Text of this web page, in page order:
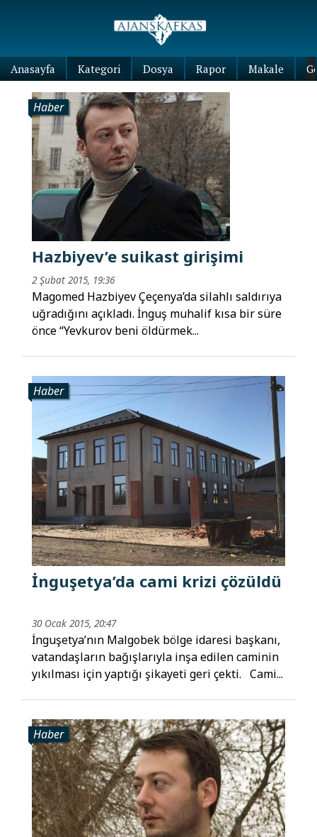
Anasayfa Kategori Dosya Rapor Makale
Haber
Hazbiyev’e suikast girişimi
2 Şubat 2015, 19:36
Magomed Hazbiyev Çeçenya’da silahlı saldırıya
uğradığını açıkladı. İnguş muhalif kısa bir süre
önce “Yevkurov beni öldürmek...
Haber
İnguşetya’da cami krizi çözüldü
30 Ocak 2015, 20:47
İnguşetya’nın Malgobek bölge idaresi başkanı,
vatandaşların bağışlarıyla inşa edilen caminin
yıkılması için yaptığı şikayeti geri çekti. Cami...
Haber